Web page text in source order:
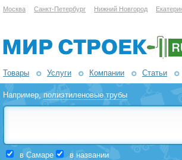
Москва Санкт-Петербург Нижний Новгород
Товары Услуги Компании Статьи
Например,полиэтиленовые трубы
в Самаре в названии